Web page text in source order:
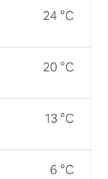
24 °C
20 °C
13 °C
6 °C